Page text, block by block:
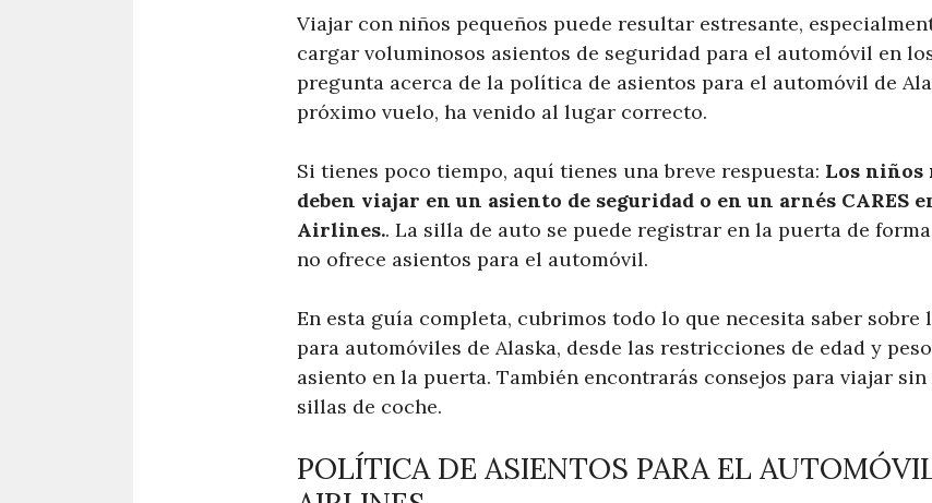
Viajar con niños pequeños puede resultar estresante,
cargar voluminosos asientos de seguridad para el automóvil en
pregunta acerca de la política de asientos para el automóvil de
próximo vuelo, ha venido al lugar correcto.
Si tienes poco tiempo, aquí tienes una breve respuesta: Los niños
deben viajar en un asiento de seguridad o en un arnés CARES
Airlines.. La silla de auto se puede registrar en la puerta de
no ofrece asientos para el automóvil.
En esta guía completa, cubrimos todo lo que necesita saber sobre
para automóviles de Alaska, desde las restricciones de edad y
asiento en la puerta. También encontrarás consejos para viajar
sillas de coche.
POLÍTICA DE ASIENTOS PARA EL